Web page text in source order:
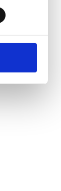
enhet